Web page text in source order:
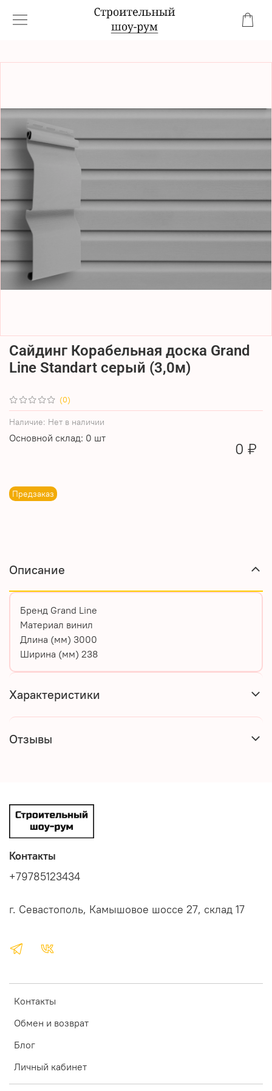
(0)
Наличие: Нет в наличии
Основной склад: 0 шт
Предзаказ
Сайдинг Корабельная доска Grand
Line Standart серый (3,0м)
0 ₽
Описание
Бренд Grand Line
Материал винил
Длина (мм) 3000
Ширина (мм) 238
Характеристики
Отзывы
Контакты
Обмен и возврат
Блог
Личный кабинет
Контакты
+79785123434
г. Севастополь, Камышовое шоссе 27, склад 17